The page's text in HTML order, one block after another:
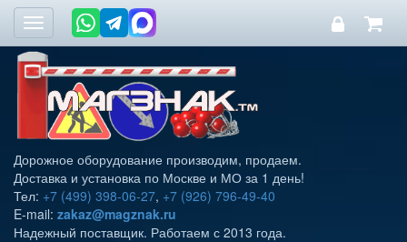
Toggle
navigation
Дорожное оборудование производим, продаем.
Доставка и установка по Москве и МО за 1 день!
Тел: +7 (499) 398-06-27, +7 (926) 796-49-40
E-mail: zakaz@magznak.ru
Надежный поставщик. Работаем с 2013 года.